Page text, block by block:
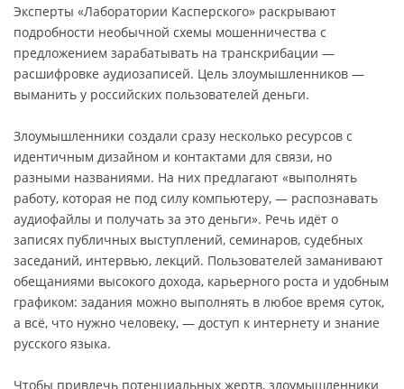
Эксперты «Лаборатории Касперского» раскрывают
подробности необычной схемы мошенничества с
предложением зарабатывать на транскрибации —
расшифровке аудиозаписей. Цель злоумышленников —
выманить у российских пользователей деньги.
Злоумышленники создали сразу несколько ресурсов с
идентичным дизайном и контактами для связи, но
разными названиями. На них предлагают «выполнять
работу, которая не под силу компьютеру, — распознавать
аудиофайлы и получать за это деньги». Речь идёт о
записях публичных выступлений, семинаров, судебных
заседаний, интервью, лекций. Пользователей заманивают
обещаниями высокого дохода, карьерного роста и удобным
графиком: задания можно выполнять в любое время суток,
а всё, что нужно человеку, — доступ к интернету и знание
русского языка.
Чтобы привлечь потенциальных жертв, злоумышленники